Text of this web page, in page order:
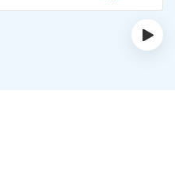
чтобы ее не потерять.
›